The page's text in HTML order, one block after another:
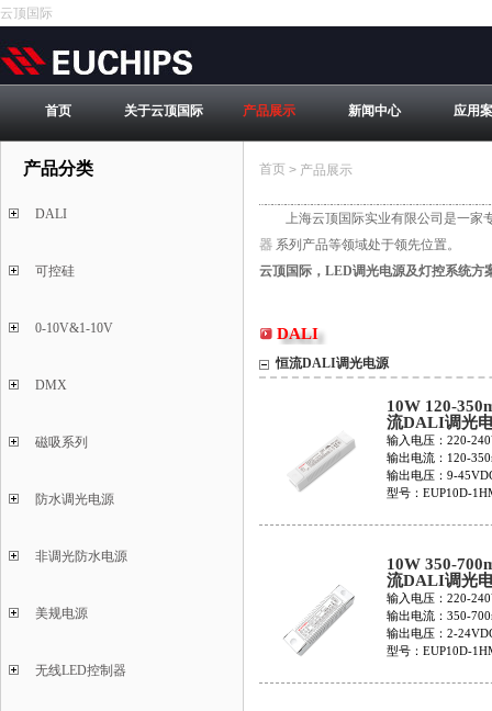
云顶国际
首页 关于云顶国际 产品展示 新闻中心 应用
产品分类
DALI
可控硅
0-10V&1-10V
DMX
磁吸系列
防水调光电源
非调光防水电源
美规电源
无线LED控制器
首页 > 产品展示
上海云顶国际实业有限公司是一家
器 系列产品等领域处于领先位置。
云顶国际，LED调光电源及灯控系统方
DALI
恒流DALI调光电源
10W 120-
流DALI调光
EUP10D-
输入电压：220-
输出电流：120-
输出电压：9-
型号：EUP10D-
10W 350-
流DALI调光
EUP10D-
350
输入电压：220-
输出电流：350-
输出电压：2-
型号：EUP10D-